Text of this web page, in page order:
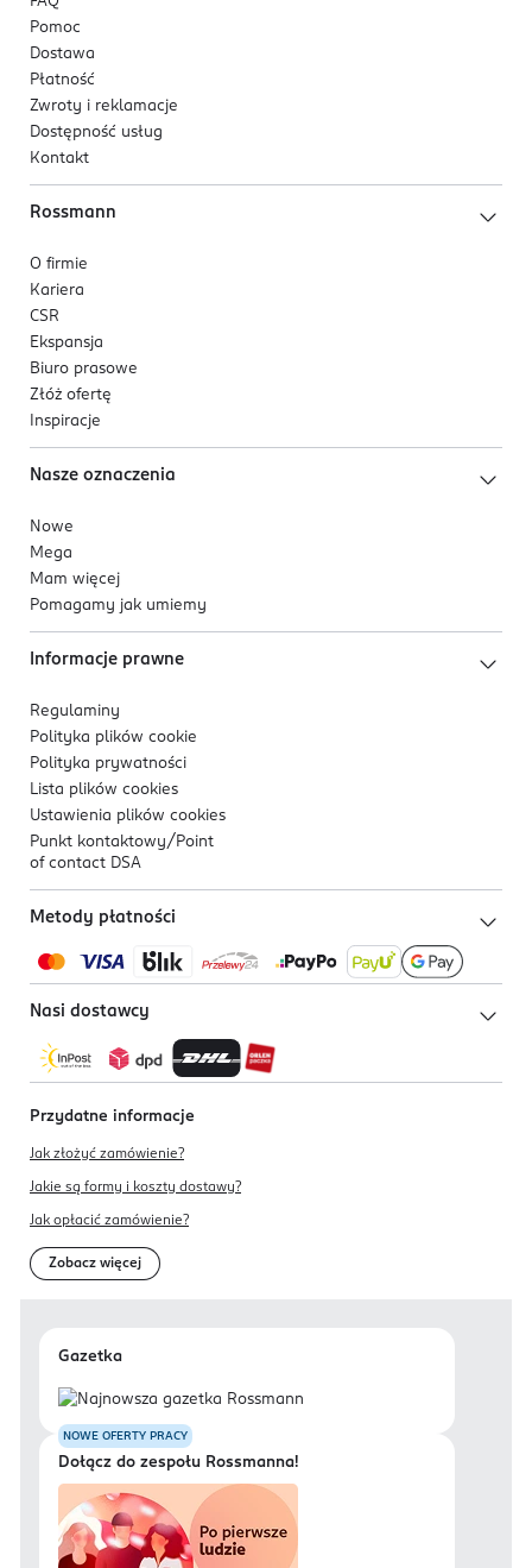
Pomoc
Dostawa
Płatność
Zwroty i reklamacje
Dostępność usług
Kontakt
Rossmann
O firmie
Kariera
CSR
Ekspansja
Biuro prasowe
Złóż ofertę
Inspiracje
Nasze oznaczenia
Nowe
Mega
Mam więcej
Pomagamy jak umiemy
Informacje prawne
Regulaminy
Polityka plików cookie
Polityka prywatności
Lista plików cookies
Ustawienia plików cookies
Punkt kontaktowy/ Point
of contact DSA
Metody płatności
Nasi dostawcy
Przydatne informacje
Jak złożyć zamówienie?
Jakie są formy i koszty dostawy?
Jak opłacić zamówienie?
Zobacz więcej
Gazetka
NOWE OFERTY PRACY
Dołącz do zespołu Rossmanna!